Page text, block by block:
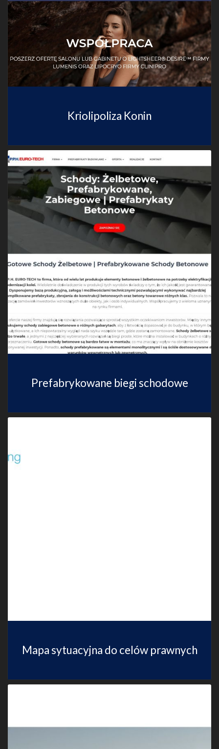
Kriolipoliza Konin
Prefabrykowane biegi schodowe
Mapa sytuacyjna do celów prawnych